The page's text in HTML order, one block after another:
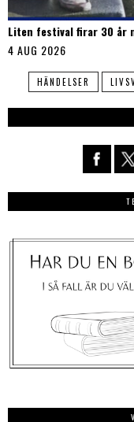
Liten festival firar 30 år
4 AUG 2026
HÄNDELSER